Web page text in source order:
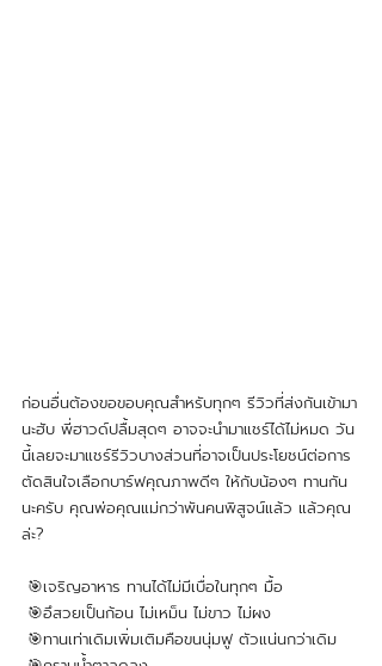
ก่อนอื่นต้องขอขอบคุณสำหรับทุกๆ รีวิวที่ส่งกันเข้ามา
นะฮับ พี่ฮาวด์ปลื้มสุดๆ อาจจะนำมาแชร์ได้ไม่หมด วัน
นี้เลยจะมาแชร์รีวิวบางส่วนที่อาจเป็นประโยชน์ต่อการ
ตัดสินใจเลือกบาร์ฟคุณภาพดีๆ ให้กับน้องๆ ทานกัน
นะครับ คุณพ่อคุณแม่กว่าพันคนพิสูจน์แล้ว แล้วคุณ
ล่ะ?
🎯เจริญอาหาร ทานได้ไม่มีเบื่อในทุกๆ มื้อ
🎯อึสวยเป็นก้อน ไม่เหม็น ไม่ขาว ไม่ผง
🎯ทานเท่าเดิมเพิ่มเติมคือขนนุ่มฟู ตัวแน่นกว่าเดิม